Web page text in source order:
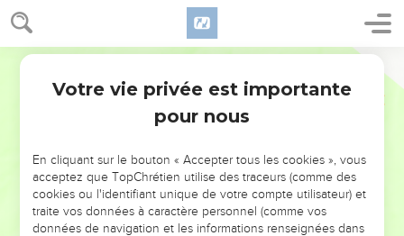
NE MANQUEZ PAS L’ÉVÉNEMENT
DE L’ANNÉE !
ET SI LEURS ERREURS POUVAIENT VOUS ÉVITER LES
VOTRES ?
Votre vie privée est importante
pour nous
En cliquant sur le bouton « Accepter tous les cookies », vous
acceptez que TopChrétien utilise des traceurs (comme des
cookies ou l'identifiant unique de votre compte utilisateur) et
traite vos données à caractère personnel (comme vos
données de navigation et les informations renseignées dans